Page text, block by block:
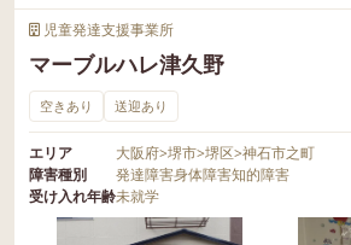
児童発達支援事業所
マーブルハレ津久野
空きあり 送迎あり
エリア 大阪府>堺市>堺区>神石市之町
障害種別
発達障害身体障害知的障害
受け入れ年齢未就学